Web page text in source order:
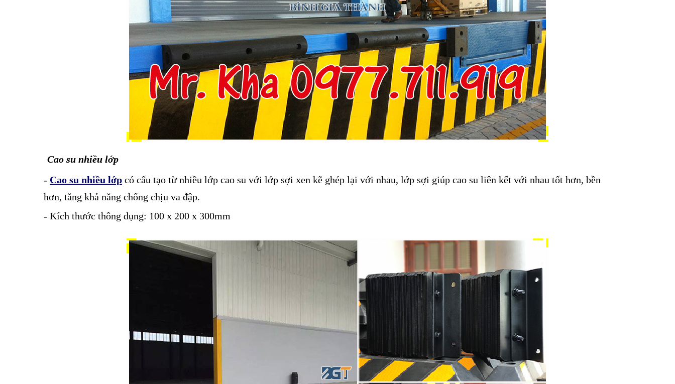
Cao su nhiều lớp
- Cao su nhiều lớp có cấu tạo từ nhiều lớp cao su với lớp sợi xen kẽ ghép lại với nhau, lớp sợi giúp cao su liên kết với nhau tốt hơn, bền
hơn, tăng khả năng chống chịu va đập.
- Kích thước thông dụng: 100 x 200 x 300mm